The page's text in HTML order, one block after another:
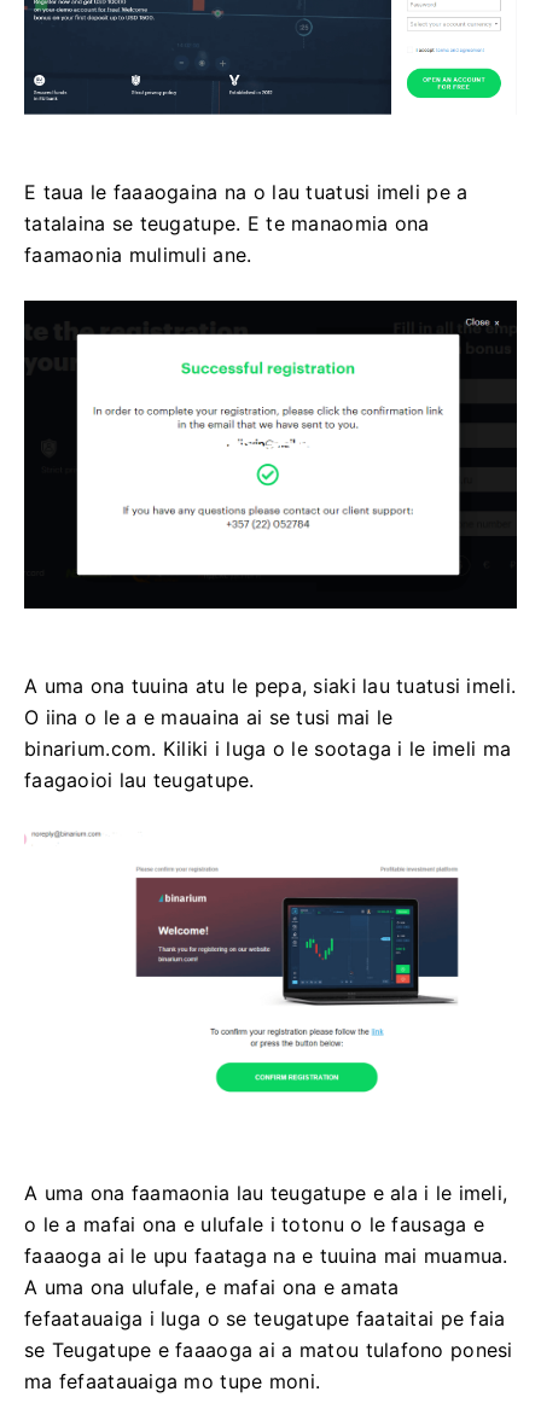
E taua le faaaogaina na o lau tuatusi imeli pe a
tatalaina se teugatupe. E te manaomia ona
faamaonia mulimuli ane.
A uma ona tuuina atu le pepa, siaki lau tuatusi imeli.
O iina o le a e mauaina ai se tusi mai le
binarium.com. Kiliki i luga o le sootaga i le imeli ma
faagaoioi lau teugatupe.
A uma ona faamaonia lau teugatupe e ala i le imeli,
o le a mafai ona e ulufale i totonu o le fausaga e
faaaoga ai le upu faataga na e tuuina mai muamua.
A uma ona ulufale, e mafai ona e amata
fefaatauaiga i luga o se teugatupe faataitai pe faia
se Teugatupe e faaaoga ai a matou tulafono ponesi
ma fefaatauaiga mo tupe moni.